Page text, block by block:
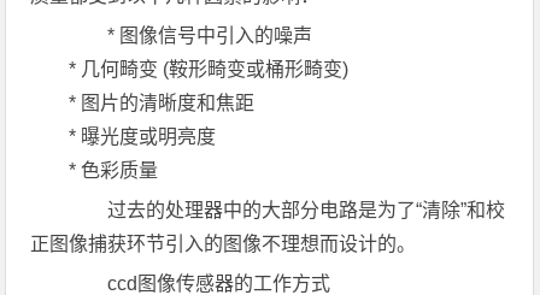
* 图像信号中引入的噪声
* 几何畸变 (鞍形畸变或桶形畸变)
* 图片的清晰度和焦距
* 曝光度或明亮度
* 色彩质量
过去的处理器中的大部分电路是为了“清除”和校
正图像捕获环节引入的图像不理想而设计的。
ccd图像传感器的工作方式